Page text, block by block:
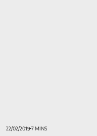
22/02/2019 7 MINS